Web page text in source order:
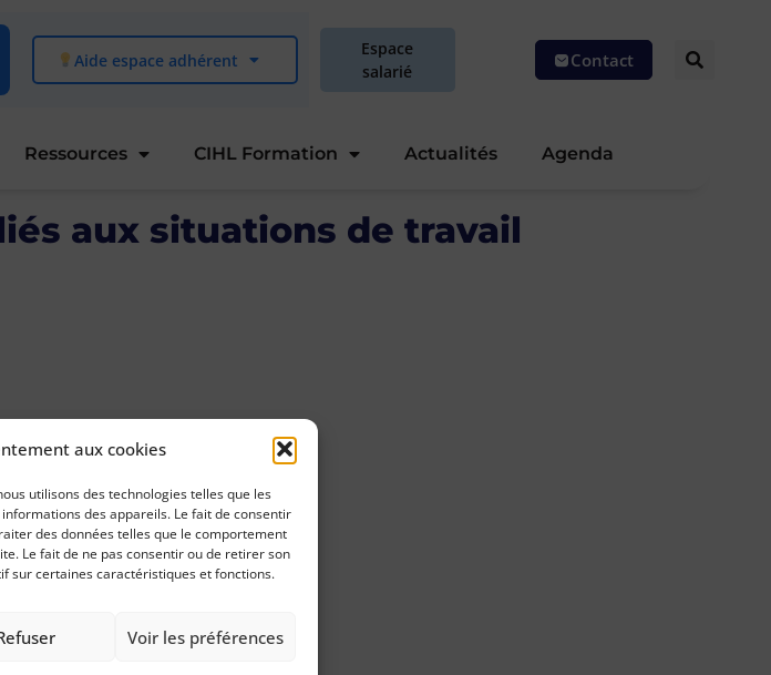
aux cookies
utilisons des technologies telles que les
des appareils. Le fait de consentir
des données telles que le comportement
Le fait de ne pas consentir ou de retirer son
sur certaines caractéristiques et fonctions.
Voir les préférences
Aide espace adhérent
Espace
salarié
Contact
Ressources CIHL Formation Actualités Agenda
aux situations de travail